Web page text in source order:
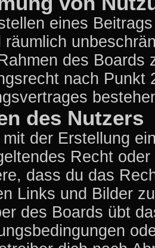
eines
räumlich
des Boards
nach Punkt
des Nutzers
der Erstellung
Recht
dass du das
Links und Bilder
des Boards übt